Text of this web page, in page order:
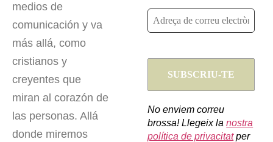
medios de
comunicación y va
más allá, como
cristianos y
creyentes que
miran al corazón de
las personas. Allá
donde miremos
No enviem correu
brossa! Llegeix lanostra
política de privacitatper